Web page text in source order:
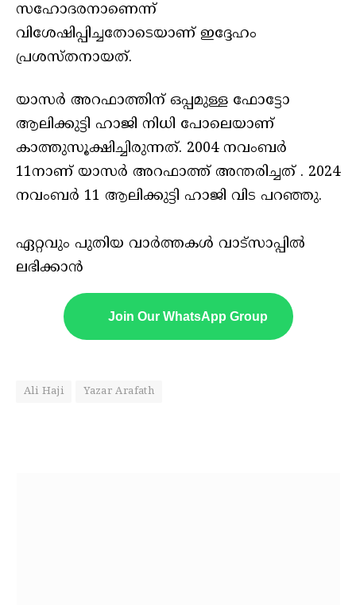
സഹോദരനാണെന്ന്
വിശേഷിപ്പിച്ചതോടെയാണ് ഇദ്ദേഹം
പ്രശസ്തനായത്.
യാസർ അറഫാത്തിന് ഒപ്പമുള്ള ഫോട്ടോ
ആലിക്കുട്ടി ഹാജി നിധി പോലെയാണ്
കാത്തുസൂക്ഷിച്ചിരുന്നത്. 2004 നവംബർ
11നാണ് യാസർ അറഫാത്ത് അന്തരിച്ചത് . 2024
നവംബർ 11 ആലിക്കുട്ടി ഹാജി വിട പറഞ്ഞു.
ഏറ്റവും പുതിയ വാർത്തകൾ വാട്സാപ്പിൽ
ലഭിക്കാൻ
Join Our WhatsApp Group
Ali Haji Yazar Arafath